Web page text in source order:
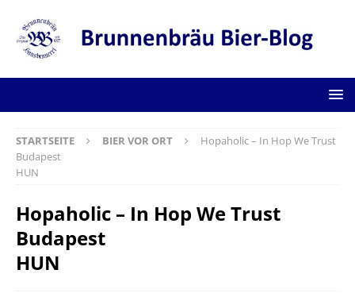
STARTSEITE BIER VOR ORT
Hopaholic – In Hop We Trust
Budapest
HUN
Hopaholic – In Hop We Trust
Budapest
HUN